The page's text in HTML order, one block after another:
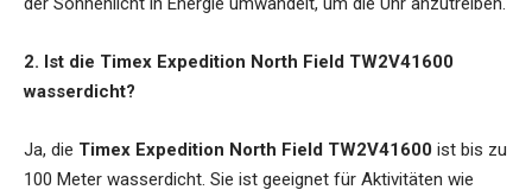
2. Ist die Timex Expedition North Field TW2V41600
wasserdicht?
Ja, die Timex Expedition North Field TW2V41600 ist bis zu
100 Meter wasserdicht. Sie ist geeignet für Aktivitäten wie